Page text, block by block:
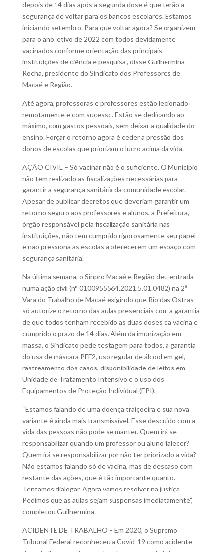
depois de 14 dias após a segunda dose é que terão a
segurança de voltar para os bancos escolares. Estamos
iniciando setembro. Para que voltar agora? Se organizem
para o ano letivo de 2022 com todos devidamente
vacinados conforme orientação das principais
instituições de ciência e pesquisa”, disse Guilhermina
Rocha, presidente do Sindicato dos Professores de
Macaé e Região.
Até agora, professoras e professores estão lecionado
remotamente e com sucesso. Estão se dedicando ao
máximo, com gastos pessoais, sem deixar a qualidade do
ensino. Forçar o retorno agora é ceder a pressão dos
donos de escolas que priorizam o lucro acima da vida.
AÇÃO CIVIL – Só vacinar não é o suficiente. O Município
não tem realizado as fiscalizações necessárias para
garantir a segurança sanitária da comunidade escolar.
Apesar de publicar decretos que deveriam garantir um
retorno seguro aos professores e alunos, a Prefeitura,
órgão responsável pela fiscalização sanitária nas
instituições, não tem cumprido rigorosamente seu papel
e não pressiona as escolas a oferecerem um espaço com
segurança sanitária.
Na última semana, o Sinpro Macaé e Região deu entrada
numa ação civil (n° 0100955564.2021.5.01.0482) na 2ª
Vara do Trabalho de Macaé exigindo que Rio das Ostras
só autorize o retorno das aulas presenciais com a garantia
de que todos tenham recebido as duas doses da vacina e
cumprido o prazo de 14 dias. Além da imunização em
massa, o Sindicato pede testagem para todos, a garantia
do usa de máscara PFF2, uso regular de álcool em gel,
rastreamento dos casos, disponibilidade de leitos em
Unidade de Tratamento Intensivo e o uso dos
Equipamentos de Proteção Individual (EPI).
“Estamos falando de uma doença traiçoeira e sua nova
variante é ainda mais transmissível. Esse descuido com a
vida das pessoas não pode se manter. Quem irá se
responsabilizar quando um professor ou aluno falecer?
Quem irá se responsabilizar por não ter priorizado a vida?
Não estamos falando só de vacina, mas de descaso com
restante das ações, que é tão importante quanto.
Tentamos dialogar. Agora vamos resolver na justiça.
Pedimos que as aulas sejam suspensas imediatamente”,
completou Guilhermina.
ACIDENTE DE TRABALHO – Em 2020, o Supremo
Tribunal Federal reconheceu a Covid-19 como acidente